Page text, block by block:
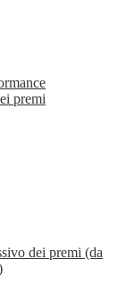
premi
dei premi (da